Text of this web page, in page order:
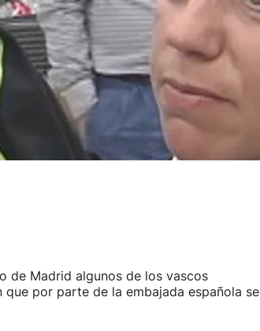
de Madrid algunos de los vascos
por parte de la embajada española se